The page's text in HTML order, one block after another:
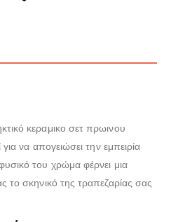
κεραμικο σετ πρωινου
να απογειώσει την εμπειρία
του χρώμα φέρνει μια
το σκηνικό της τραπεζαρίας σας